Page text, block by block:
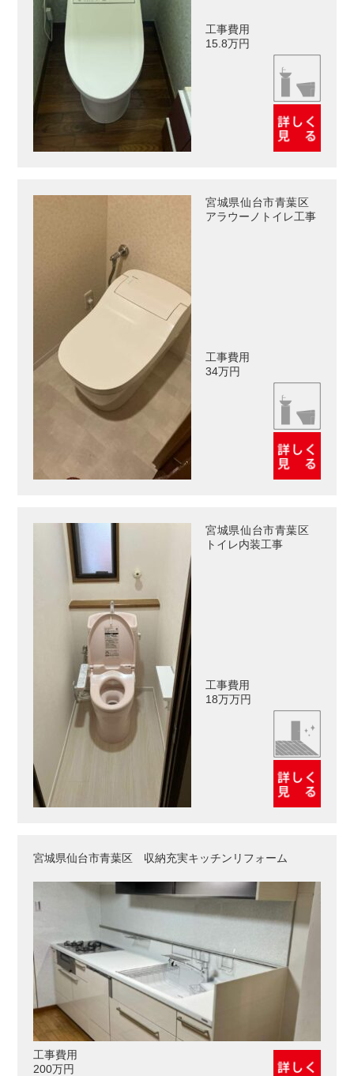
工事費用
15.8万円
宮城県仙台市青葉区
アラウーノトイレ工事
工事費用
34万円
宮城県仙台市青葉区
トイレ内装工事
工事費用
18万万円
宮城県仙台市青葉区 収納充実キッチンリフォーム
工事費用
200万円